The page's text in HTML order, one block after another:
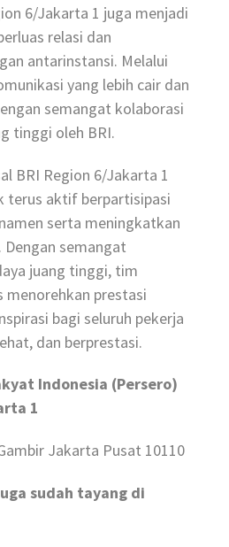
6/Jakarta 1 juga menjadi
relasi dan
antarinstansi. Melalui
yang lebih cair dan
semangat kolaborasi
tinggi oleh BRI.
BRI Region 6/Jakarta 1
terus aktif berpartisipasi
serta meningkatkan
semangat
juang tinggi, tim
prestasi
bagi seluruh pekerja
dan berprestasi.
Indonesia (Persero)
1
Jakarta Pusat 10110
sudah tayang di